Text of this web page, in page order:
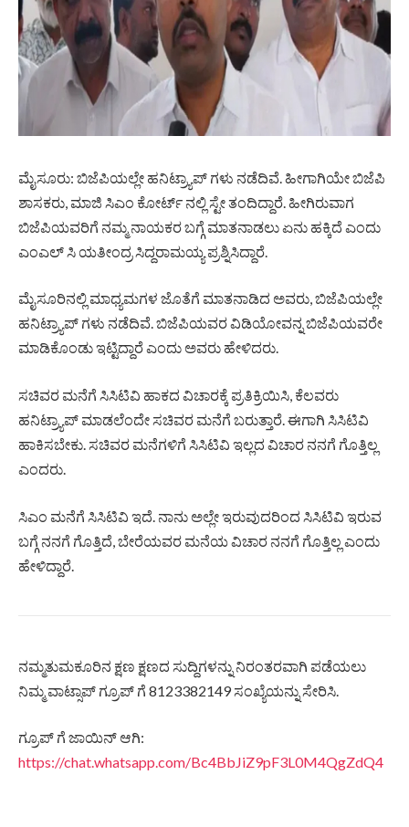
ಮೈಸೂರು: ಬಿಜೆಪಿಯಲ್ಲೇ ಹನಿಟ್ರ‍್ಯಾಪ್ ಗಳು ನಡೆದಿವೆ. ಹೀಗಾಗಿಯೇ ಬಿಜೆಪಿ
ಶಾಸಕರು, ಮಾಜಿ ಸಿಎಂ ಕೋರ್ಟ್ ನಲ್ಲಿ ಸ್ಟೇ ತಂದಿದ್ದಾರೆ. ಹೀಗಿರುವಾಗ
ಬಿಜೆಪಿಯವರಿಗೆ ನಮ್ಮ ನಾಯಕರ ಬಗ್ಗೆ ಮಾತನಾಡಲು ಏನು ಹಕ್ಕಿದೆ ಎಂದು
ಎಂಎಲ್ ಸಿ ಯತೀಂದ್ರ ಸಿದ್ದರಾಮಯ್ಯ ಪ್ರಶ್ನಿಸಿದ್ದಾರೆ.
ಮೈಸೂರಿನಲ್ಲಿ ಮಾಧ್ಯಮಗಳ ಜೊತೆಗೆ ಮಾತನಾಡಿದ ಅವರು, ಬಿಜೆಪಿಯಲ್ಲೇ
ಹನಿಟ್ರ‍್ಯಾಪ್ ಗಳು ನಡೆದಿವೆ. ಬಿಜೆಪಿಯವರ ವಿಡಿಯೋವನ್ನ ಬಿಜೆಪಿಯವರೇ
ಮಾಡಿಕೊಂಡು ಇಟ್ಟಿದ್ದಾರೆ ಎಂದು ಅವರು ಹೇಳಿದರು.
ಸಚಿವರ ಮನೆಗೆ ಸಿಸಿಟಿವಿ ಹಾಕದ ವಿಚಾರಕ್ಕೆ ಪ್ರತಿಕ್ರಿಯಿಸಿ, ಕೆಲವರು
ಹನಿಟ್ರ‍್ಯಾಪ್ ಮಾಡಲೆಂದೇ ಸಚಿವರ ಮನೆಗೆ ಬರುತ್ತಾರೆ. ಈಗಾಗಿ ಸಿಸಿಟಿವಿ
ಹಾಕಿಸಬೇಕು. ಸಚಿವರ ಮನೆಗಳಿಗೆ ಸಿಸಿಟಿವಿ ಇಲ್ಲದ ವಿಚಾರ ನನಗೆ ಗೊತ್ತಿಲ್ಲ
ಎಂದರು.
ಸಿಎಂ ಮನೆಗೆ ಸಿಸಿಟಿವಿ ಇದೆ. ನಾನು ಅಲ್ಲೇ ಇರುವುದರಿಂದ ಸಿಸಿಟಿವಿ ಇರುವ
ಬಗ್ಗೆ ನನಗೆ ಗೊತ್ತಿದೆ, ಬೇರೆಯವರ ಮನೆಯ ವಿಚಾರ ನನಗೆ ಗೊತ್ತಿಲ್ಲ ಎಂದು
ಹೇಳಿದ್ದಾರೆ.
ನಮ್ಮತುಮಕೂರಿನ ಕ್ಷಣ ಕ್ಷಣದ ಸುದ್ದಿಗಳನ್ನು ನಿರಂತರವಾಗಿ ಪಡೆಯಲು
ನಿಮ್ಮ ವಾಟ್ಸಾಪ್ ಗ್ರೂಪ್ ಗೆ 8123382149 ಸಂಖ್ಯೆಯನ್ನು ಸೇರಿಸಿ.
ಗ್ರೂಪ್ ಗೆ ಜಾಯಿನ್ ಆಗಿ:
https://chat.whatsapp.com/Bc4BbJiZ9pF3L0M4QgZdQ4